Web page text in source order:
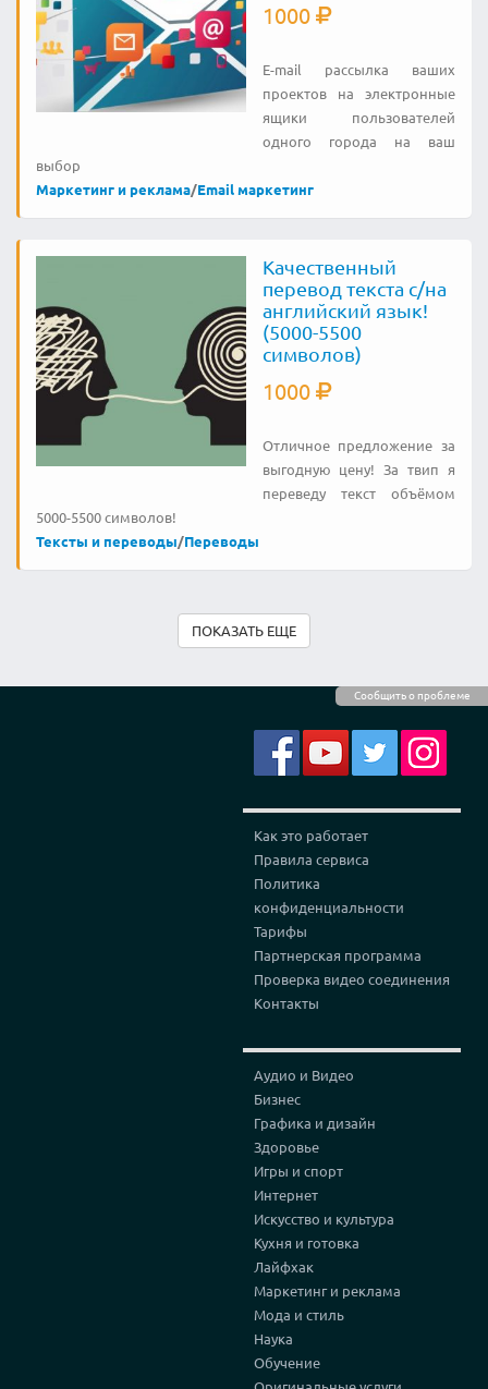
Сообщить о проблеме
1000
E-mail рассылка ваших
проектов на электронные
ящики пользователей
одного города на ваш
выбор
Маркетинг и реклама/Email маркетинг
Качественный
перевод текста с/на
английский язык!
(5000-5500
символов)
1000
Отличное предложение за
выгодную цену! За твип я
переведу текст объёмом
5000-5500 символов!
Тексты и переводы/Переводы
ПОКАЗАТЬ ЕЩЕ
Как это работает
Правила сервиса
Политика
конфиденциальности
Тарифы
Партнерская программа
Проверка видео соединения
Контакты
Аудио и Видео
Бизнес
Графика и дизайн
Здоровье
Игры и спорт
Интернет
Искусство и культура
Кухня и готовка
Лайфхак
Маркетинг и реклама
Мода и стиль
Наука
Обучение